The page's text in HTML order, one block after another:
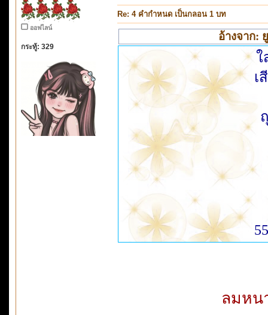
ออฟไลน์
กระทู้: 329
Re: 4 คำกำหนด เป็นกลอน 1 บท
อ้างจาก:
ใ
เ
ลมหน